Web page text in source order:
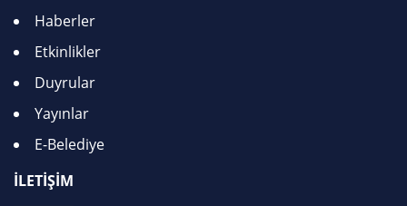
Haberler
Etkinlikler
Duyrular
Yayınlar
E-Belediye
İLETİŞİM